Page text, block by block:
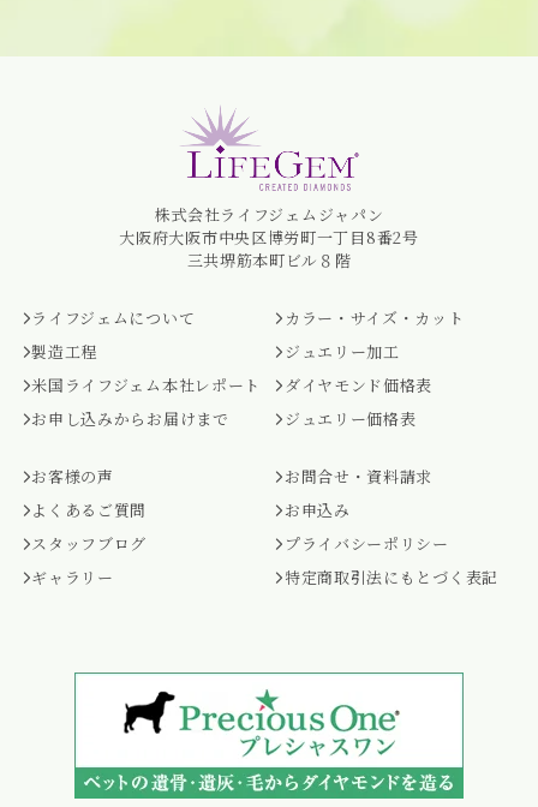
株式会社ライフジェムジャパン
大阪府大阪市中央区博労町一丁目8番2号
三共堺筋本町ビル８階
ライフジェムについて
製造工程
米国ライフジェム本社レポート
お申し込みからお届けまで
カラー・サイズ・カット
ジュエリー加工
ダイヤモンド価格表
ジュエリー価格表
お客様の声
よくあるご質問
スタッフブログ
ギャラリー
お問合せ・資料請求
お申込み
プライバシーポリシー
特定商取引法にもとづく表記